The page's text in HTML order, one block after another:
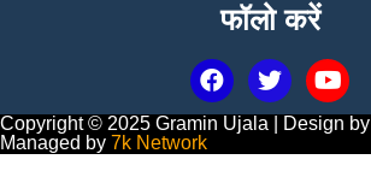
फॉलो करें
Copyright © 2025 Gramin Ujala | Design by
Managed by 7k Network